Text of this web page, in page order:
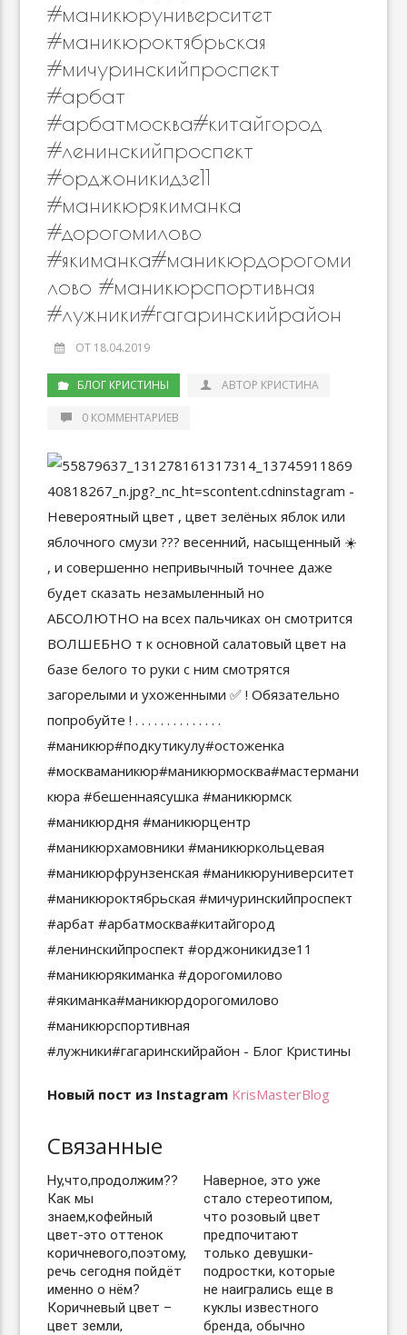
#маникюруниверситет
#маникюроктябрьская
#мичуринскийпроспект
#арбат
#арбатмосква#китайгород
#ленинскийпроспект
#орджоникидзе11
#маникюрякиманка
#дорогомилово
#якиманка#маникюрдорогоми
лово #маникюрспортивная
#лужники#гагаринскийрайон
ОТ 18.04.2019
БЛОГ КРИСТИНЫ АВТОР КРИСТИНА
0 КОММЕНТАРИЕВ
Новый пост из Instagram KrisMasterBlog
Связанные
Ну,что,продолжим??
Как мы
знаем,кофейный
цвет-это оттенок
коричневого,поэтому,
речь сегодня пойдёт
именно о нём?
Коричневый цвет –
цвет земли,
Наверное, это уже
стало стереотипом,
что розовый цвет
предпочитают
только девушки-
подростки, которые
не наигрались еще в
куклы известного
бренда, обычно